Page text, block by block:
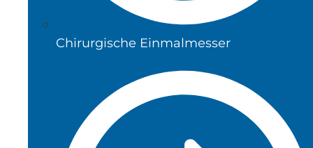
Chirurgische Einmalmesser